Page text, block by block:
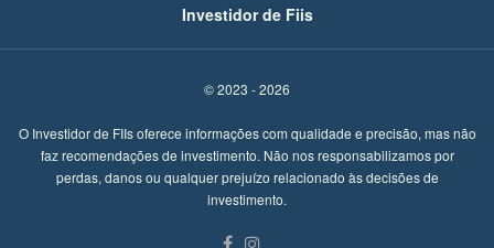
Investidor de Fiis
© 2023 - 2026
O Investidor de FIIs oferece informações com qualidade e precisão, mas não
faz recomendações de investimento. Não nos responsabilizamos por
perdas, danos ou qualquer prejuízo relacionado às decisões de
investimento.